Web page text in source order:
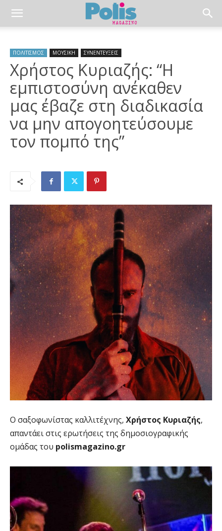
ΠΟΛΙΤΙΣΜΟΣ ΜΟΥΣΙΚΗ ΣΥΝΕΝΤΕΥΞΕΙΣ
Χρήστος Κυριαζής: “Η
εμπιστοσύνη ανέκαθεν
μας έβαζε στη διαδικασία
να μην απογοητεύσουμε
τον πομπό της”
Ο σαξοφωνίστας καλλιτέχνης, Χρήστος Κυριαζής,
απαντάει στις ερωτήσεις της δημοσιογραφικής
ομάδας του polismagazino.gr